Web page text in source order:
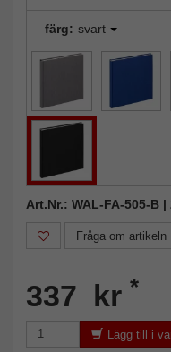
färg: svart
Art.Nr.: WAL-FA-505-B
Fråga om artikeln
337 kr *
Lägg till i